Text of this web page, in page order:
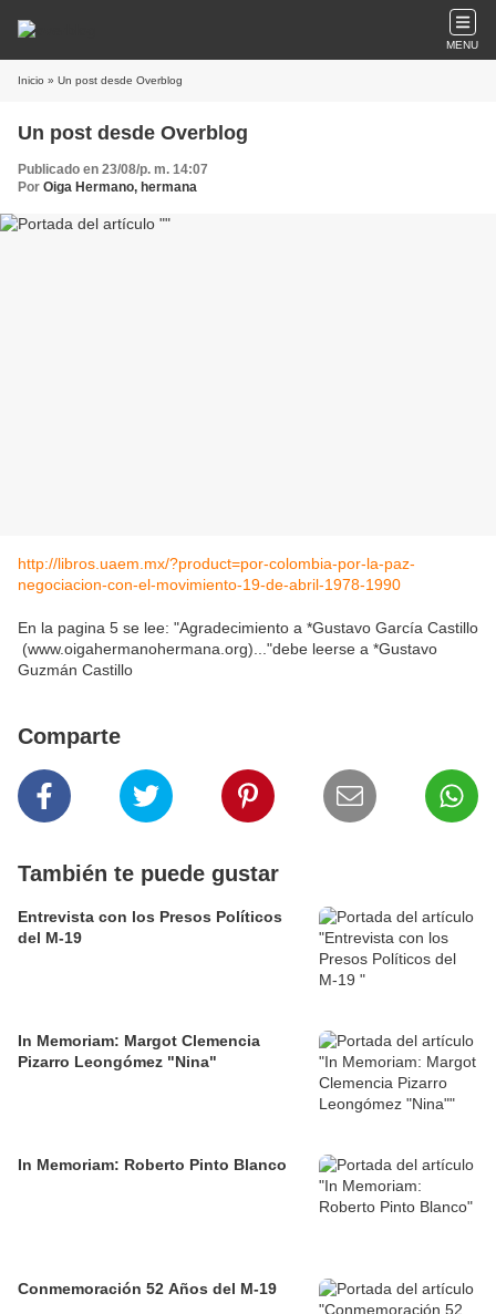
MENU
Inicio » Un post desde Overblog
Un post desde Overblog
Publicado en 23/08/p. m. 14:07
Por Oiga Hermano, hermana
http://libros.uaem.mx/?product=por-colombia-por-la-paz-
negociacion-con-el-movimiento-19-de-abril-1978-1990
En la pagina 5 se lee: "Agradecimiento a *Gustavo García Castillo
(www.oigahermanohermana.org)..."debe leerse a *Gustavo
Guzmán Castillo
Comparte
También te puede gustar
Entrevista con los Presos Políticos
del M-19
In Memoriam: Margot Clemencia
Pizarro Leongómez "Nina"
In Memoriam: Roberto Pinto Blanco
Conmemoración 52 Años del M-19